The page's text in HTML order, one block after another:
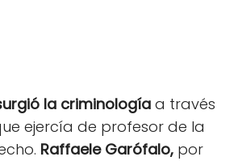
la criminologíaa través
ejercía de profesor de la
Raffaele Garófalo, por